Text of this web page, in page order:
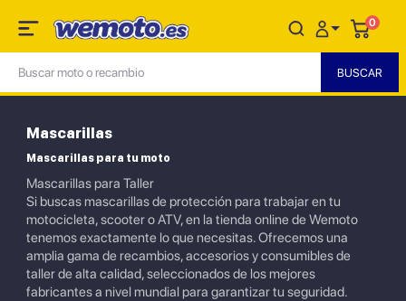
0
Mascarillas
Mascarillas para tu moto
Mascarillas para Taller
Si buscas mascarillas de protección para trabajar en tu
motocicleta, scooter o ATV, en la tienda online de Wemoto
tenemos exactamente lo que necesitas. Ofrecemos una
amplia gama de recambios, accesorios y consumibles de
taller de alta calidad, seleccionados de los mejores
fabricantes a nivel mundial para garantizar tu seguridad.